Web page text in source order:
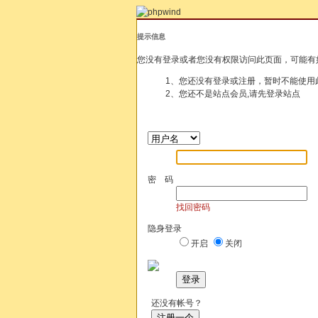
提示信息
您没有登录或者您没有权限访问此页面，可能有
1、您还没有登录或注册，暂时不能使用
2、您还不是站点会员,请先登录站点
密 码
找回密码
隐身登录
开启
关闭
登录
还没有帐号？